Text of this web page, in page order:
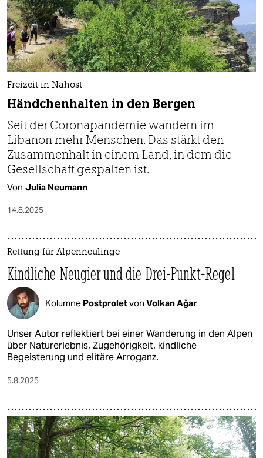
Freizeit in Nahost
Händchenhalten in den Bergen
Seit der Coronapandemie wandern im
Libanon mehr Menschen. Das stärkt den
Zusammenhalt in einem Land, in dem die
Gesellschaft gespalten ist.
Von Julia Neumann
14.8.2025
Rettung für Alpenneulinge
Kindliche Neugier und die Drei-Punkt-Regel
Kolumne Postproletvon Volkan Ağar
Unser Autor reflektiert bei einer Wanderung in den Alpen
über Naturerlebnis, Zugehörigkeit, kindliche
Begeisterung und elitäre Arroganz.
5.8.2025